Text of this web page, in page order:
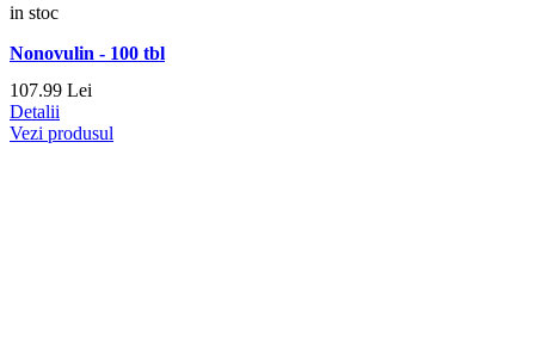
in stoc
Nonovulin - 100 tbl
107.99 Lei
Detalii
Vezi produsul